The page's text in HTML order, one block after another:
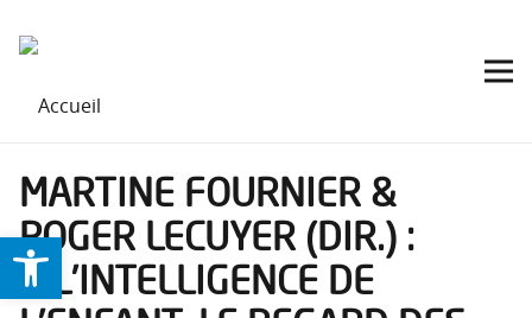
MARTINE FOURNIER &
ROGER LECUYER (DIR.) :
« L’INTELLIGENCE DE
Ouvrir la barre d’outils